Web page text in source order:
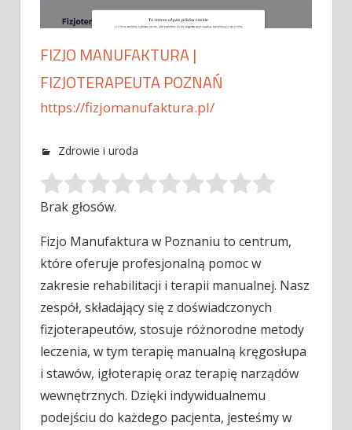
FIZJO MANUFAKTURA |
FIZJOTERAPEUTA POZNAŃ
https://fizjomanufaktura.pl/
Zdrowie i uroda
Brak głosów.
Fizjo Manufaktura w Poznaniu to centrum,
które oferuje profesjonalną pomoc w
zakresie rehabilitacji i terapii manualnej. Nasz
zespół, składający się z doświadczonych
fizjoterapeutów, stosuje różnorodne metody
leczenia, w tym terapię manualną kręgosłupa
i stawów, igłoterapię oraz terapię narządów
wewnętrznych. Dzięki indywidualnemu
podejściu do każdego pacjenta, jesteśmy w